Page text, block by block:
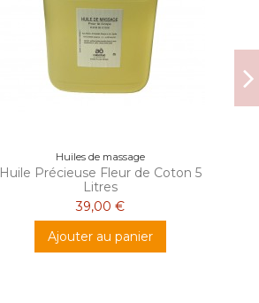
Huiles de massage
Huile Précieuse Fleur de Coton 5
Litres
39,00 €
Ajouter au panier